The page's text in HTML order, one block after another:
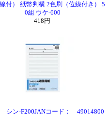
付） 紙幣判横 2色刷（位線付き） 5
0組 ウケ-600
418円
シン-F200JANコード： 49014800